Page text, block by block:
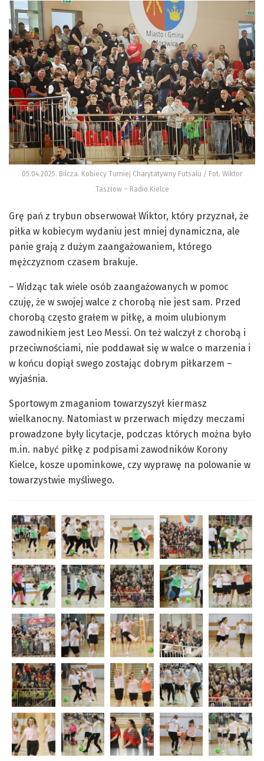
05.04.2025. Bilcza. Kobiecy Turniej Charytatywny Futsalu / Fot. Wiktor
Taszłow – Radio Kielce
Grę pań z trybun obserwował Wiktor, który przyznał, że
piłka w kobiecym wydaniu jest mniej dynamiczna, ale
panie grają z dużym zaangażowaniem, którego
mężczyznom czasem brakuje.
– Widząc tak wiele osób zaangażowanych w pomoc
czuję, że w swojej walce z chorobą nie jest sam. Przed
chorobą często grałem w piłkę, a moim ulubionym
zawodnikiem jest Leo Messi. On też walczył z chorobą i
przeciwnościami, nie poddawał się w walce o marzenia i
w końcu dopiął swego zostając dobrym piłkarzem –
wyjaśnia.
Sportowym zmaganiom towarzyszył kiermasz
wielkanocny. Natomiast w przerwach między meczami
prowadzone były licytacje, podczas których można było
m.in. nabyć piłkę z podpisami zawodników Korony
Kielce, kosze upominkowe, czy wyprawę na polowanie w
towarzystwie myśliwego.